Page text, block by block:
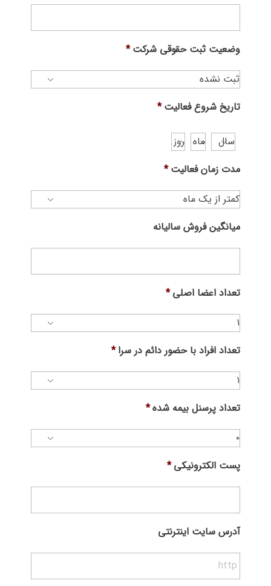
وضعیت ثبت حقوقی شرکت *
تاریخ شروع فعالیت *
مدت زمان فعالیت *
میانگین فروش سالیانه
تعداد اعضا اصلی *
تعداد افراد با حضور دائم در سرا *
تعداد پرسنل بیمه شده*
پست الکترونیکی *
آدرس سایت اینترنتی